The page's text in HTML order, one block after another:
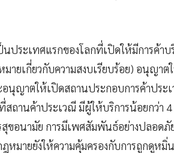
นประเทศแรกของโลกที่เปิดให้มีการค้า
ายเกี่ยวกับความสงบเรียบร้อย) อนุญา
ญาตให้เปิดสถานประกอบการค้าประ
ถานค้าประเวณี มีผู้ให้บริการน้อยกว่า
ขอนามัย การมีเพศสัมพันธ์อย่างปลอด
หมายยังให้ความคุ้มครองกับการถูกดูห